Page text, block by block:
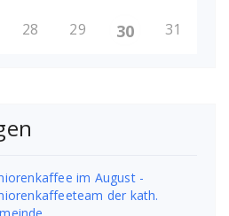
28 29 30 31
im August -
der kath.